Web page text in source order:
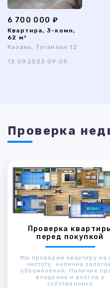
6 700 000 ₽
Квартира, 3-комн,
62 м²
Казань, Туганлык 12
13.09.2023 09:09
Проверка
Проверка
перед покупкой
Мы проверим квартиру на
чистоту, наличие
обременений. Наличие
владения и долгов у
собственника